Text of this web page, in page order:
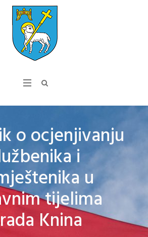
o ocjenjivanju
i
u
tijelima
Knina